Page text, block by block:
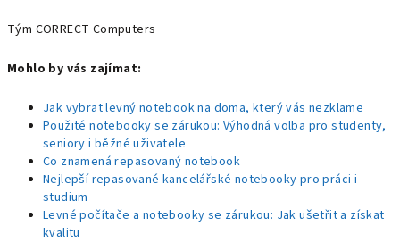
Tým CORRECT Computers
Mohlo by vás zajímat:
Jak vybrat levný notebook na doma, který vás nezklame
Použité notebooky se zárukou: Výhodná volba pro studenty,
seniory i běžné uživatele
Co znamená repasovaný notebook
Nejlepší repasované kancelářské notebooky pro práci i
studium
Levné počítače a notebooky se zárukou: Jak ušetřit a získat
kvalitu